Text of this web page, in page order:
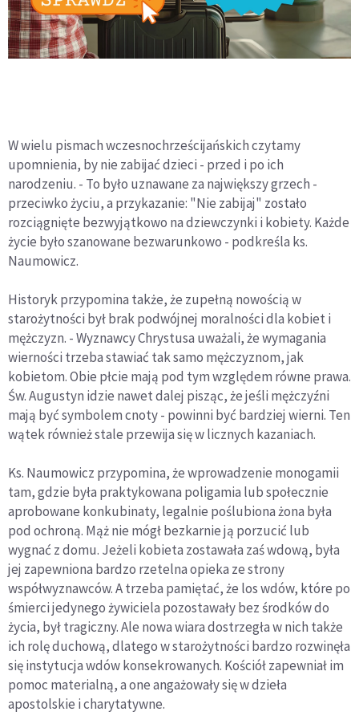
W wielu pismach wczesnochrześcijańskich czytamy
upomnienia, by nie zabijać dzieci - przed i po ich
narodzeniu. - To było uznawane za największy grzech -
przeciwko życiu, a przykazanie: "Nie zabijaj" zostało
rozciągnięte bezwyjątkowo na dziewczynki i kobiety. Każde
życie było szanowane bezwarunkowo - podkreśla ks.
Naumowicz.
Historyk przypomina także, że zupełną nowością w
starożytności był brak podwójnej moralności dla kobiet i
mężczyzn. - Wyznawcy Chrystusa uważali, że wymagania
wierności trzeba stawiać tak samo mężczyznom, jak
kobietom. Obie płcie mają pod tym względem równe prawa.
Św. Augustyn idzie nawet dalej pisząc, że jeśli mężczyźni
mają być symbolem cnoty - powinni być bardziej wierni. Ten
wątek również stale przewija się w licznych kazaniach.
Ks. Naumowicz przypomina, że wprowadzenie monogamii
tam, gdzie była praktykowana poligamia lub społecznie
aprobowane konkubinaty, legalnie poślubiona żona była
pod ochroną. Mąż nie mógł bezkarnie ją porzucić lub
wygnać z domu. Jeżeli kobieta zostawała zaś wdową, była
jej zapewniona bardzo rzetelna opieka ze strony
współwyznawców. A trzeba pamiętać, że los wdów, które po
śmierci jedynego żywiciela pozostawały bez środków do
życia, był tragiczny. Ale nowa wiara dostrzegła w nich także
ich rolę duchową, dlatego w starożytności bardzo rozwinęła
się instytucja wdów konsekrowanych. Kościół zapewniał im
pomoc materialną, a one angażowały się w dzieła
apostolskie i charytatywne.